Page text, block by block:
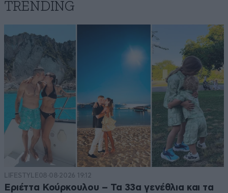
TRENDING
LIFESTYLE08·08·2026 19:12
Εριέττα Κούρκουλου – Τα 33α γενέθλια και τα